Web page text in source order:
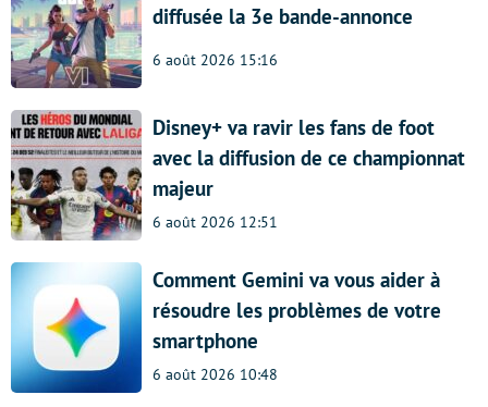
diffusée la 3e bande-annonce
6 août 2026 15:16
Disney+ va ravir les fans de foot
avec la diffusion de ce championnat
majeur
6 août 2026 12:51
Comment Gemini va vous aider à
résoudre les problèmes de votre
smartphone
6 août 2026 10:48